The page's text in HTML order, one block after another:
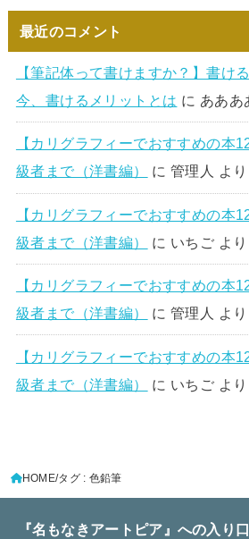
最近のコメント
【筆記体って書けますか？】書け
今、書けるメリットとは に あああ
【カリグラフィーでおすすめの本
級者まで（洋書編）
に 管理人 より
【カリグラフィーでおすすめの本
級者まで（洋書編）
に いちご より
【カリグラフィーでおすすめの本
級者まで（洋書編）
に 管理人 より
【カリグラフィーでおすすめの本
級者まで（洋書編）
に いちご より
HOME タグ : 色鉛筆
『名もなきアートピア』への入り口